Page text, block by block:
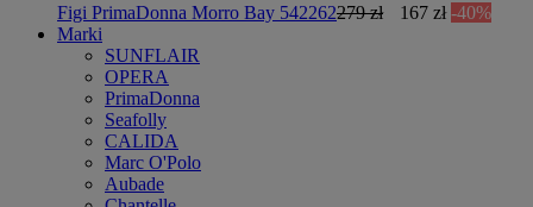
Figi PrimaDonna Morro Bay 542262279 zł 167 zł -40%
Marki
SUNFLAIR
OPERA
PrimaDonna
Seafolly
CALIDA
Marc O'Polo
Aubade